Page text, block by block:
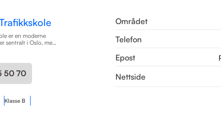
er en moderne
sentralt i Oslo, med
på opplæring.
utdannet
Met Universitet,
og trygg
50 70
Området
Telefon
Epost
Nettside
Klasse B